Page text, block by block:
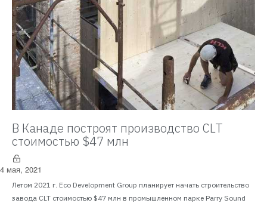
В Канаде построят производство CLT
стоимостью $47 млн
4 мая, 2021
Летом 2021 г. Eco Development Group планирует начать строительство
завода CLT стоимостью $47 млн в промышленном парке Parry Sound